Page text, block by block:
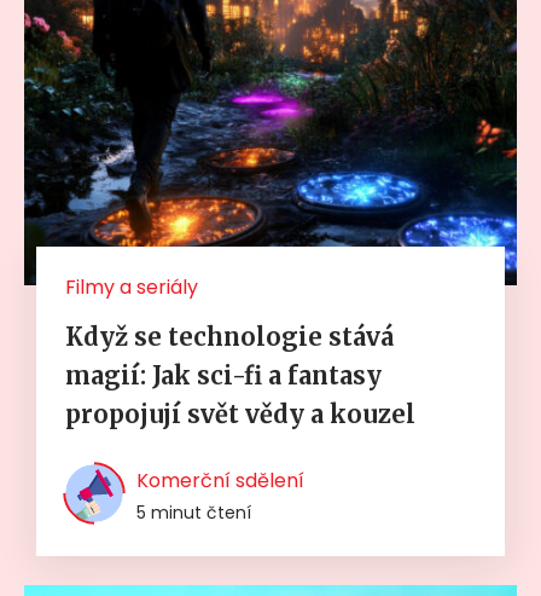
Filmy a seriály
Když se technologie stává
magií: Jak sci-fi a fantasy
propojují svět vědy a kouzel
Komerční sdělení
5 minut čtení